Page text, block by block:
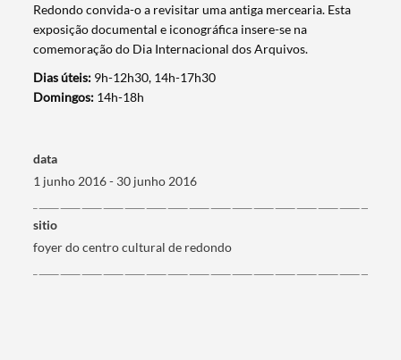
Redondo convida-o a revisitar uma antiga mercearia. Esta
exposição documental e iconográfica insere-se na
comemoração do Dia Internacional dos Arquivos.
Dias úteis: 9h-12h30, 14h-17h30
Domingos: 14h-18h
data
1 junho 2016 - 30 junho 2016
sitio
foyer do centro cultural de redondo